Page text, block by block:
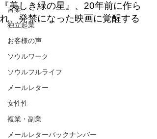
言葉
独立起業
お客様の声
ソウルワーク
ソウルフルライフ
メールレター
女性性
複業・副業
メールレターバックナンバー
『美しき緑の星』、20年前に作ら
れ、発禁になった映画に覚醒する